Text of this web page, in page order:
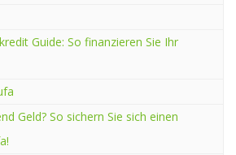
Guide: So finanzieren Sie Ihr
Geld? So sichern Sie sich einen